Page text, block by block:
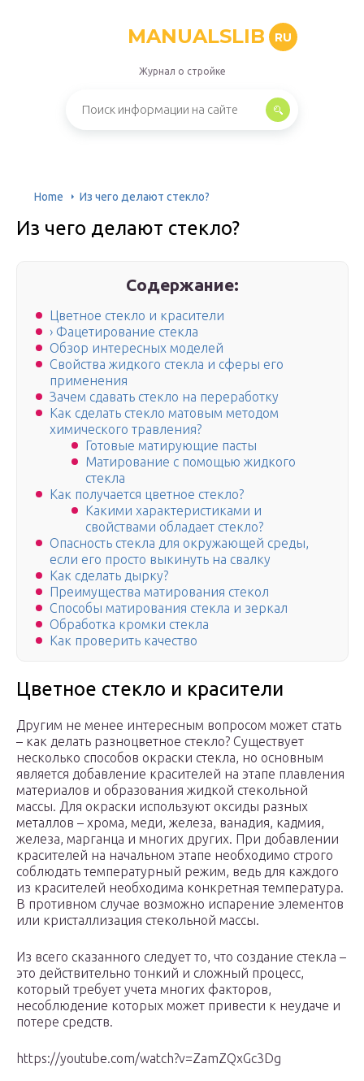
MANUALSLIB RU
Журнал о стройке
Home Из чего делают стекло?
Из чего делают стекло?
Содержание:
Цветное стекло и красители
› Фацетирование стекла
Обзор интересных моделей
Свойства жидкого стекла и сферы его
применения
Зачем сдавать стекло на переработку
Как сделать стекло матовым методом
химического травления?
Готовые матирующие пасты
Матирование с помощью жидкого
стекла
Как получается цветное стекло?
Какими характеристиками и
свойствами обладает стекло?
Опасность стекла для окружающей среды,
если его просто выкинуть на свалку
Как сделать дырку?
Преимущества матирования стекол
Способы матирования стекла и зеркал
Обработка кромки стекла
Как проверить качество
Цветное стекло и красители
Другим не менее интересным вопросом может стать
– как делать разноцветное стекло? Существует
несколько способов окраски стекла, но основным
является добавление красителей на этапе плавления
материалов и образования жидкой стекольной
массы. Для окраски используют оксиды разных
металлов – хрома, меди, железа, ванадия, кадмия,
железа, марганца и многих других. При добавлении
красителей на начальном этапе необходимо строго
соблюдать температурный режим, ведь для каждого
из красителей необходима конкретная температура.
В противном случае возможно испарение элементов
или кристаллизация стекольной массы.
Из всего сказанного следует то, что создание стекла –
это действительно тонкий и сложный процесс,
который требует учета многих факторов,
несоблюдение которых может привести к неудаче и
потере средств.
https://youtube.com/watch?v=ZamZQxGc3Dg